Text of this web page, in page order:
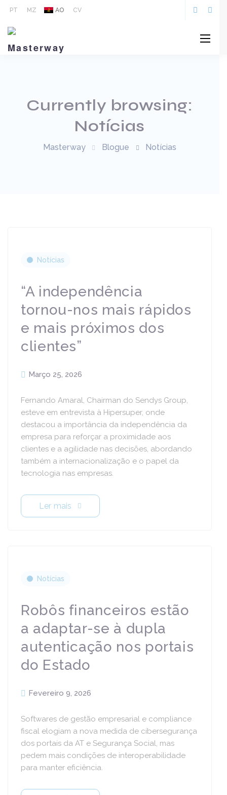
PT MZ AO CV
Currently browsing:
Notícias
Masterway Blogue Notícias
Notícias
“A independência
tornou-nos mais rápidos
e mais próximos dos
clientes”
Março 25, 2026
Fernando Amaral, Chairman do Sendys Group,
esteve em entrevista à Hipersuper, onde
destacou a importância da independência da
empresa para reforçar a proximidade aos
clientes e a agilidade nas decisões, abordando
também a internacionalização e o papel da
tecnologia nas empresas.
Ler mais
Notícias
Robôs financeiros estão
a adaptar-se à dupla
autenticação nos portais
do Estado
Fevereiro 9, 2026
Softwares de gestão empresarial e compliance
fiscal elogiam a nova medida de cibersegurança
dos portais da AT e Segurança Social, mas
pedem mais condições de interoperabilidade
para manter eficiência.